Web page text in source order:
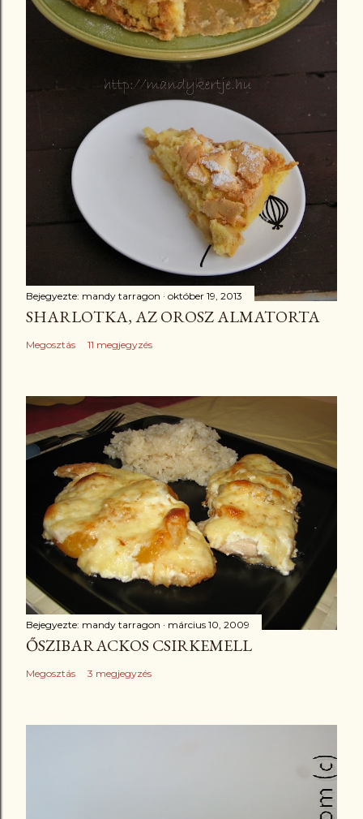
Bejegyezte: mandy tarragon október 19, 2013
SHARLOTKA, AZ OROSZ ALMATORTA
Megosztás 11 megjegyzés
Bejegyezte: mandy tarragon március 10, 2009
ŐSZIBARACKOS CSIRKEMELL
Megosztás 3 megjegyzés